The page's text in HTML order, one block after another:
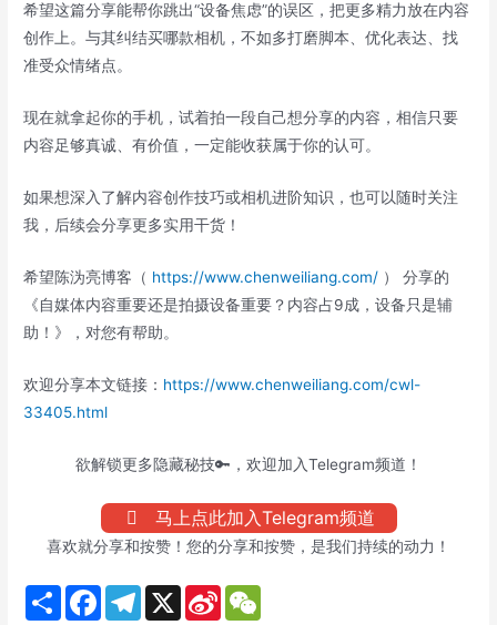
希望这篇分享能帮你跳出“设备焦虑”的误区，把更多精力放在内容
创作上。与其纠结买哪款相机，不如多打磨脚本、优化表达、找
准受众情绪点。
现在就拿起你的手机，试着拍一段自己想分享的内容，相信只要
内容足够真诚、有价值，一定能收获属于你的认可。
如果想深入了解内容创作技巧或相机进阶知识，也可以随时关注
我，后续会分享更多实用干货！
希望陈沩亮博客（ https://www.chenweiliang.com/ ） 分享的
《自媒体内容重要还是拍摄设备重要？内容占9成，设备只是辅
助！》，对您有帮助。
欢迎分享本文链接： https://www.chenweiliang.com/cwl-
33405.html
欲解锁更多隐藏秘技🔑，欢迎加入Telegram频道！
马上点此加入Telegram频道
喜欢就分享和按赞！您的分享和按赞，是我们持续的动力！
S
h
F
T
X
S